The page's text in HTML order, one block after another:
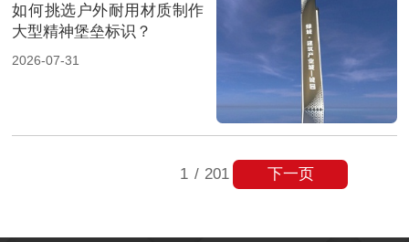
如何挑选户外耐用材质制作
大型精神堡垒标识？
2026-07-31
1 / 201 下一页